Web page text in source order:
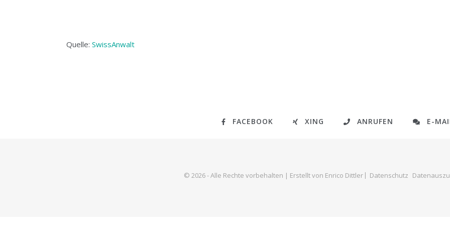
Quelle: SwissAnwalt
FACEBOOK XING ANRUFEN E-
© 2026 - Alle Rechte vorbehalten | Erstellt von Enrico Dittler Datenschutz